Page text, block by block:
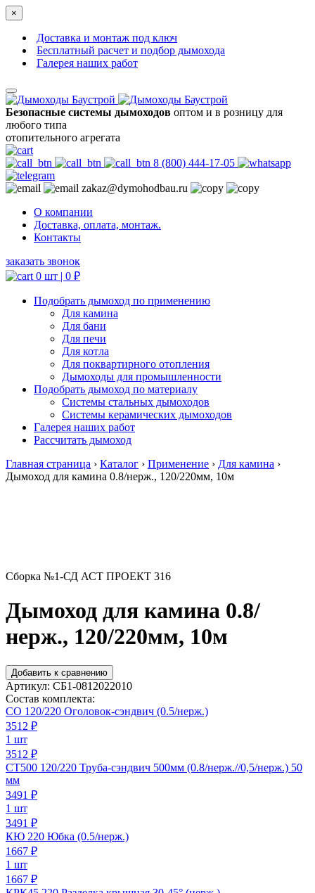
×
Доставка и монтаж под ключ
Бесплатный расчет и подбор дымохода
Галерея наших работ
Безопасные системы дымоходов оптом и в розницу для
любого типа
отопительного агрегата
8 (800) 444-17-05
zakaz@dymohodbau.ru
О компании
Доставка, оплата, монтаж.
Контакты
заказать звонок
0 шт | 0 ₽
Подобрать дымоход по применению
Для камина
Для бани
Для печи
Для котла
Для поквартирного отопления
Дымоходы для промышленности
Подобрать дымоход по материалу
Системы стальных дымоходов
Системы керамических дымоходов
Галерея наших работ
Рассчитать дымоход
Главная страница › Каталог › Применение › Для камина ›
Дымоход для камина 0.8/нерж., 120/220мм, 10м
Сборка №1-СД АСТ ПРОЕКТ 316
Дымоход для камина 0.8/
нерж., 120/220мм, 10м
Добавить к сравнению
Артикул: СБ1-0812022010
Состав комплекта:
СО 120/220 Оголовок-сэндвич (0.5/нерж.)
3512 ₽
1 шт
3512 ₽
СТ500 120/220 Труба-сэндвич 500мм (0.8/нерж.//0,5/нерж.) 50
мм
3491 ₽
1 шт
3491 ₽
КЮ 220 Юбка (0.5/нерж.)
1667 ₽
1 шт
1667 ₽